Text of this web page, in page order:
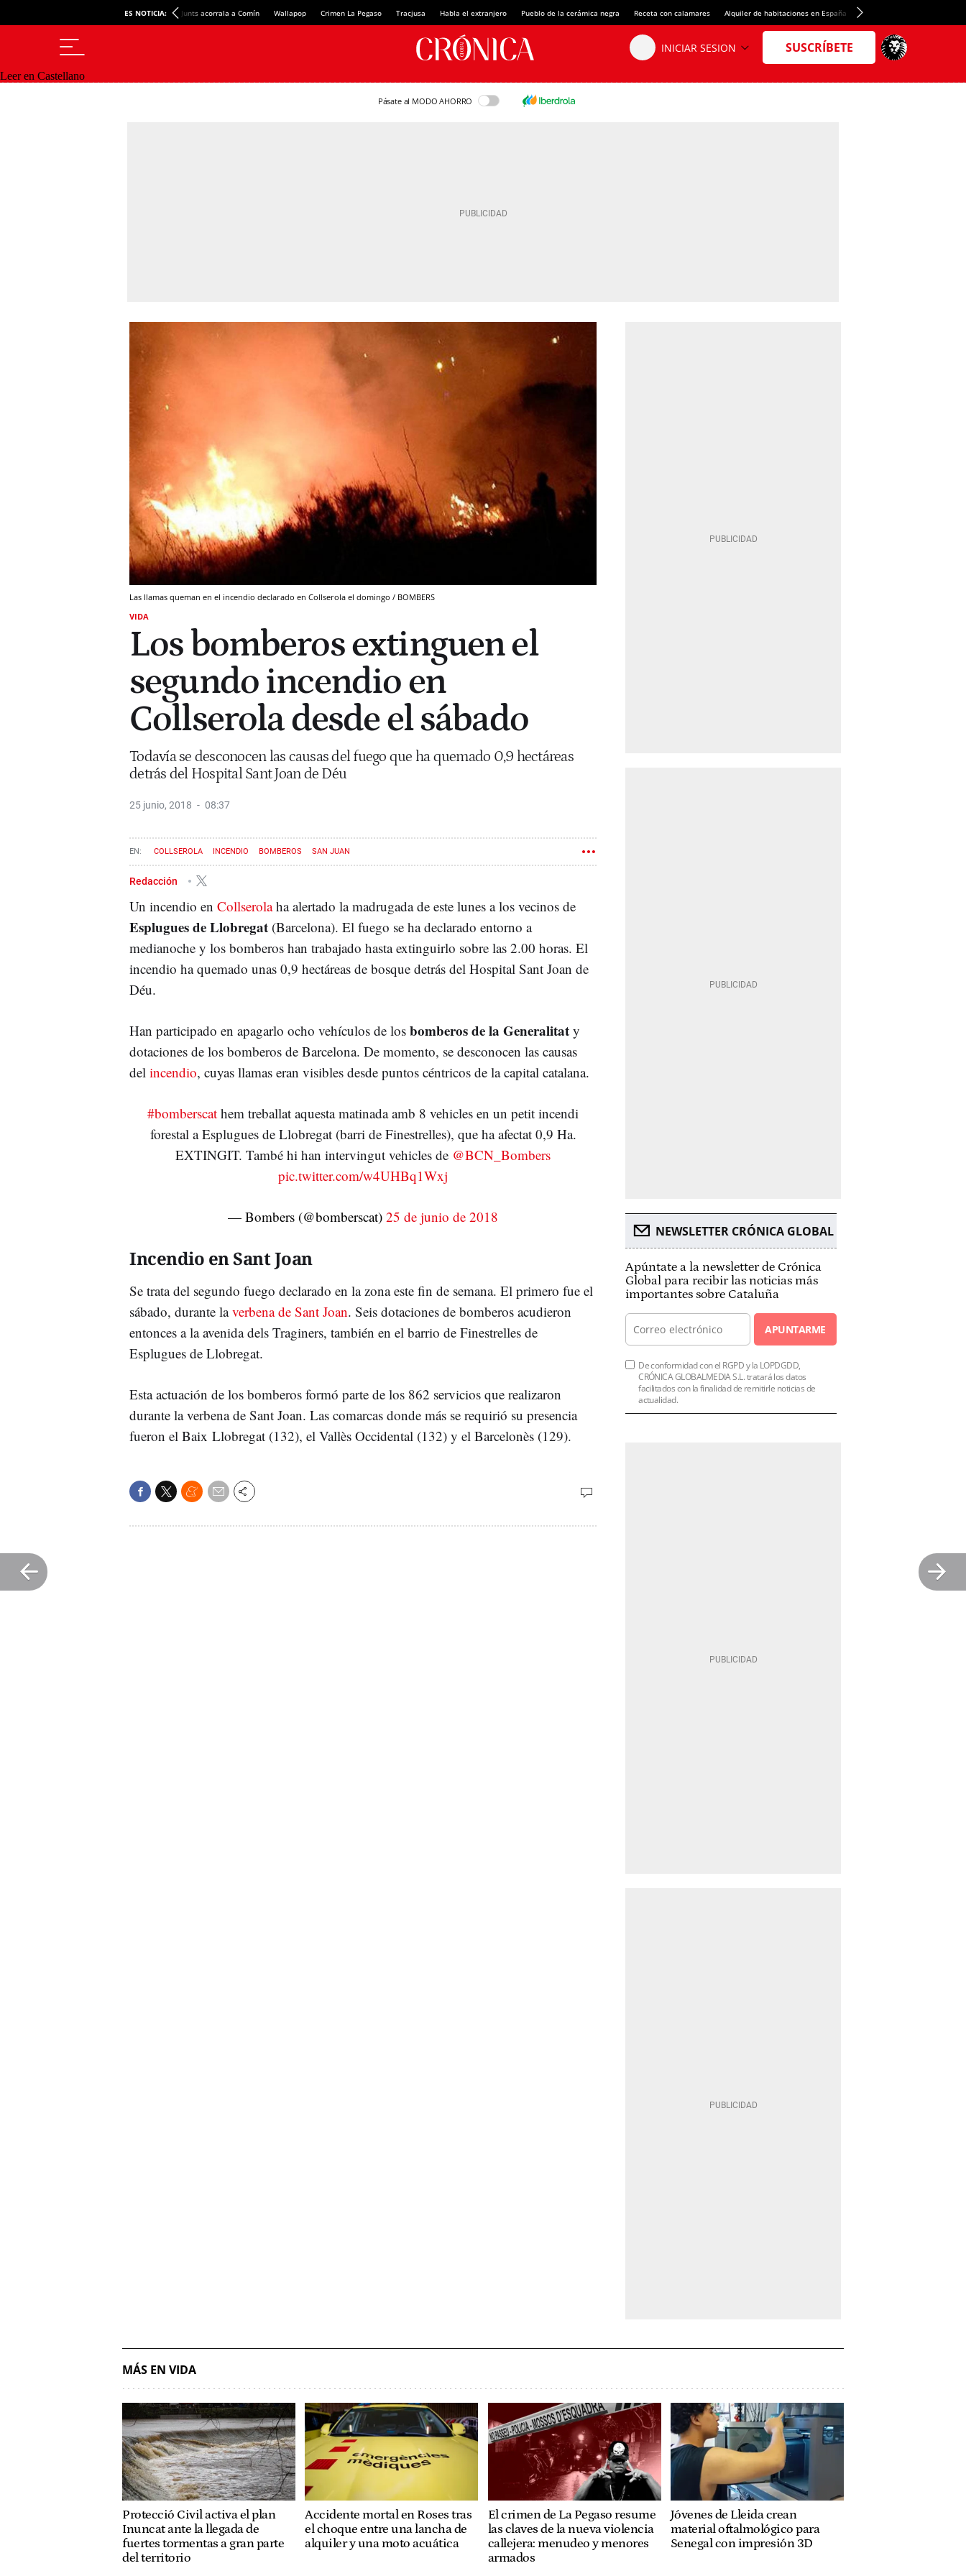
ES NOTICIA: Junts acorrala a Comín Wallapop Crimen La Pegaso Tracjusa Habla el extranjero Pueblo de la cerámica negra Receta con calamares Alquiler de habitaciones en España Crédito del Spotify Camp Nou
Leer en Castellano
Pásate al MODO AHORRO
Las llamas queman en el incendio declarado en Collserola el domingo / BOMBERS
VIDA
Los bomberos extinguen el
segundo incendio en
Collserola desde el sábado
Todavía se desconocen las causas del fuego que ha quemado 0,9 hectáreas
detrás del Hospital Sant Joan de Déu
25 junio, 2018 08:37
COLLSEROLA INCENDIO BOMBEROS SAN JUAN
Redacción
Un incendio en Collserolaha alertado la madrugada de este lunes a los vecinos de
Esplugues de Llobregat (Barcelona). El fuego se ha declarado entorno a
medianoche y los bomberos han trabajado hasta extinguirlo sobre las 2.00 horas. El
incendio ha quemado unas 0,9 hectáreas de bosque detrás del Hospital Sant Joan de
Déu.
Han participado en apagarlo ocho vehículos de los bomberos de la Generalitat y
dotaciones de los bomberos de Barcelona. De momento, se desconocen las causas
del incendio, cuyas llamas eran visibles desde puntos céntricos de la capital catalana.
#bomberscat hem treballat aquesta matinada amb 8 vehicles en un petit incendi
forestal a Esplugues de Llobregat (barri de Finestrelles), que ha afectat 0,9 Ha.
EXTINGIT. També hi han intervingut vehicles de @BCN_Bombers
pic.twitter.com/w4UHBq1Wxj
— Bombers (@bomberscat)25 de junio de 2018
Incendio en Sant Joan
Se trata del segundo fuego declarado en la zona este fin de semana. El primero fue el
sábado, durante laverbena de Sant Joan. Seis dotaciones de bomberos acudieron
entonces a la avenida dels Traginers, también en el barrio de Finestrelles de
Esplugues de Llobregat.
Esta actuación de los bomberos formó parte de los 862 servicios que realizaron
durante la verbena de Sant Joan. Las comarcas donde más se requirió su presencia
fueron el Baix Llobregat (132), el Vallès Occidental (132) y el Barcelonès (129).
NEWSLETTER CRÓNICA GLOBAL
Apúntate a la newsletter de Crónica
Global para recibir las noticias más
importantes sobre Cataluña
APUNTARME
De conformidad con el RGPD y la LOPDGDD,
CRÓNICA GLOBALMEDIA S.L. tratará los datos
facilitados con la finalidad de remitirle noticias de
actualidad.
MÁS EN VIDA
Protecció Civil activa el plan
Inuncat ante la llegada de
fuertes tormentas a gran parte
del territorio
Accidente mortal en Roses tras
el choque entre una lancha de
alquiler y una moto acuática
El crimen de La Pegaso resume
las claves de la nueva violencia
callejera: menudeo y menores
armados
Jóvenes de Lleida crean
material oftalmológico para
Senegal con impresión 3D